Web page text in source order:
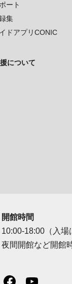
ート
集
ドアプリCONIC
について
開館時間
10:00-18:00（入場
夜間開館など開館